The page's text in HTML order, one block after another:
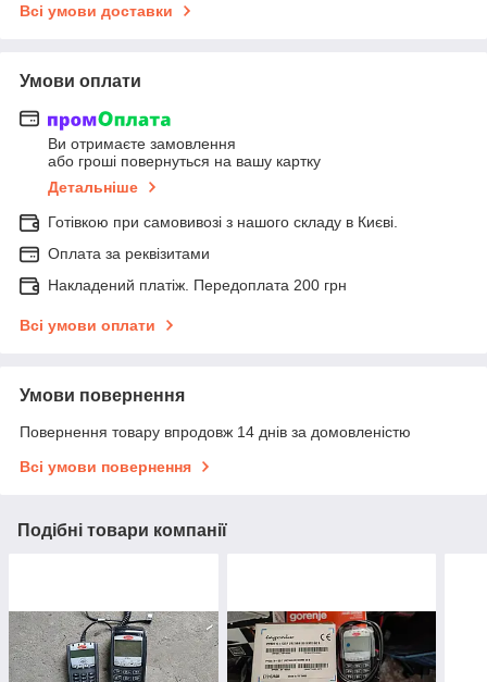
Всі умови доставки
Умови оплати
Ви отримаєте замовлення
або гроші повернуться на вашу картку
Детальніше
Готівкою при самовивозі з нашого складу в Києві.
Оплата за реквізитами
Накладений платіж. Передоплата 200 грн
Всі умови оплати
Умови повернення
Повернення товару впродовж 14 днів за домовленістю
Всі умови повернення
Подібні товари компанії